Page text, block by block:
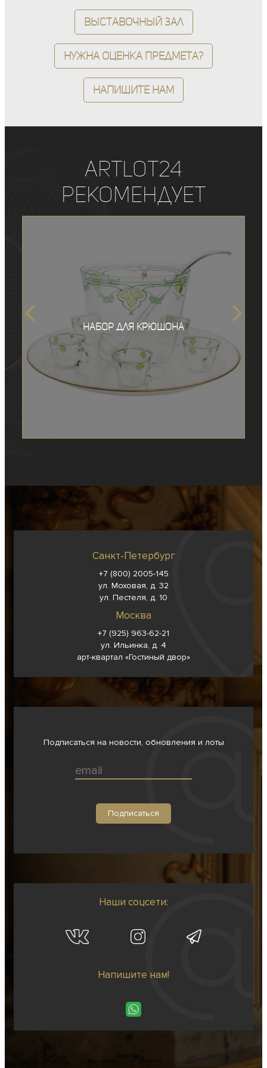
Выставочный зал
Нужна оценка предмета?
Напишите нам
ArtLot24
рекомендует
Набор для крюшона
Санкт-Петербург
+7 (800) 2005-145
ул. Моховая, д. 32
ул. Пестеля, д. 10
Москва
+7 (925) 963-62-21
ул. Ильинка, д. 4
арт-квартал «Гостиный двор»
Подписаться на новости, обновления и лоты
Наши соцсети:
Напишите нам!